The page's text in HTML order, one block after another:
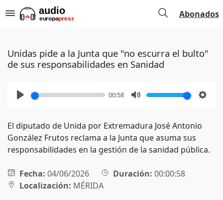
Abonados
Unidas pide a la Junta que "no escurra el bulto"
de sus responsabilidades en Sanidad
00:58
El diputado de Unida por Extremadura José Antonio
González Frutos reclama a la Junta que asuma sus
responsabilidades en la gestión de la sanidad pública.
Fecha: 04/06/2026 Duración: 00:00:58
Localización: MÉRIDA